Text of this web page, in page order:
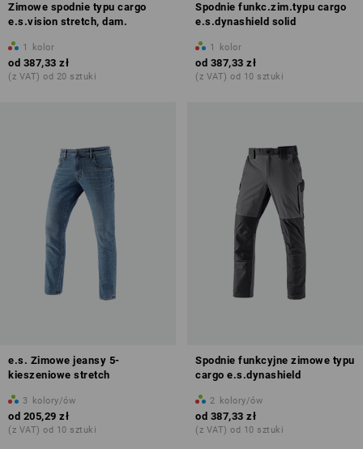
Zimowe spodnie typu cargo
e.s.vision stretch, dam.
1 kolor
od 387,33 zł
(z VAT) od 20 sztuki
Spodnie funkc.zim.typu cargo
e.s.dynashield solid
1 kolor
od 387,33 zł
(z VAT) od 10 sztuki
e.s. Zimowe jeansy 5-
kieszeniowe stretch
3 kolory/ów
od 205,29 zł
(z VAT) od 10 sztuki
Spodnie funkcyjne zimowe typu
cargo e.s.dynashield
2 kolory/ów
od 387,33 zł
(z VAT) od 10 sztuki